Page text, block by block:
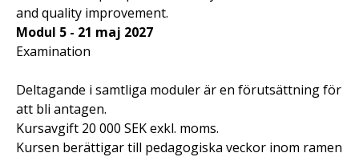
and quality improvement.
Modul 5 - 21 maj 2027
Examination
Deltagande i samtliga moduler är en förutsättning för
att bli antagen.
Kursavgift 20 000 SEK exkl. moms.
Kursen berättigar till pedagogiska veckor inom ramen